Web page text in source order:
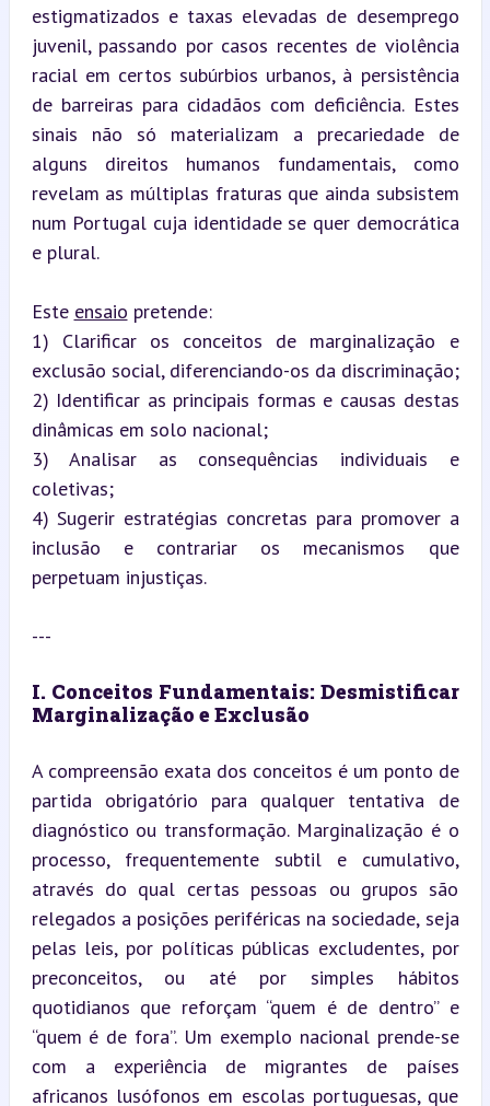
estigmatizados e taxas elevadas de desemprego
juvenil, passando por casos recentes de violência
racial em certos subúrbios urbanos, à persistência
de barreiras para cidadãos com deficiência. Estes
sinais não só materializam a precariedade de
alguns direitos humanos fundamentais, como
revelam as múltiplas fraturas que ainda subsistem
num Portugal cuja identidade se quer democrática
e plural.
Este ensaio pretende:
1) Clarificar os conceitos de marginalização e
exclusão social, diferenciando-os da discriminação;
2) Identificar as principais formas e causas destas
dinâmicas em solo nacional;
3) Analisar as consequências individuais e
coletivas;
4) Sugerir estratégias concretas para promover a
inclusão e contrariar os mecanismos que
perpetuam injustiças.
---
I. Conceitos Fundamentais: Desmistificar
Marginalização e Exclusão
A compreensão exata dos conceitos é um ponto de
partida obrigatório para qualquer tentativa de
diagnóstico ou transformação. Marginalização é o
processo, frequentemente subtil e cumulativo,
através do qual certas pessoas ou grupos são
relegados a posições periféricas na sociedade, seja
pelas leis, por políticas públicas excludentes, por
preconceitos, ou até por simples hábitos
quotidianos que reforçam “quem é de dentro” e
“quem é de fora”. Um exemplo nacional prende-se
com a experiência de migrantes de países
africanos lusófonos em escolas portuguesas, que